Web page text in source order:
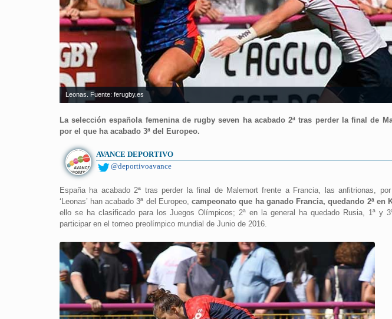
Leonas. Fuente: ferugby.es
La selección española femenina de rugby seven ha acabado 2ª tras perder la final de
por el que ha acabado 3ª del Europeo.
AVANCE DEPORTIVO
@deportivoavance
España ha acabado 2ª tras perder la final de Malemort frente a Francia, las anfitrionas,
‘Leonas’ han acabado 3ª del Europeo,campeonato que ha ganado Francia, quedando 2ª en
ello se ha clasificado para los Juegos Olímpicos; 2ª en la general ha quedado Rusia, 1ª y
participar en el torneo preolímpico mundial de Junio de 2016.